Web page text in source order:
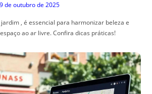
de outubro de 2025
, é essencial para harmonizar beleza e
ao ar livre. Confira dicas práticas!